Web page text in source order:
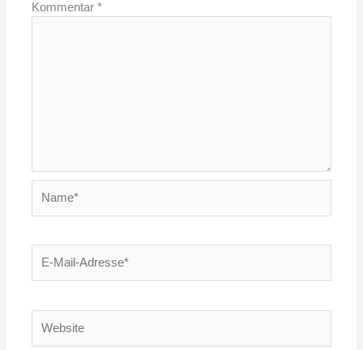
Kommentar*
Mail-